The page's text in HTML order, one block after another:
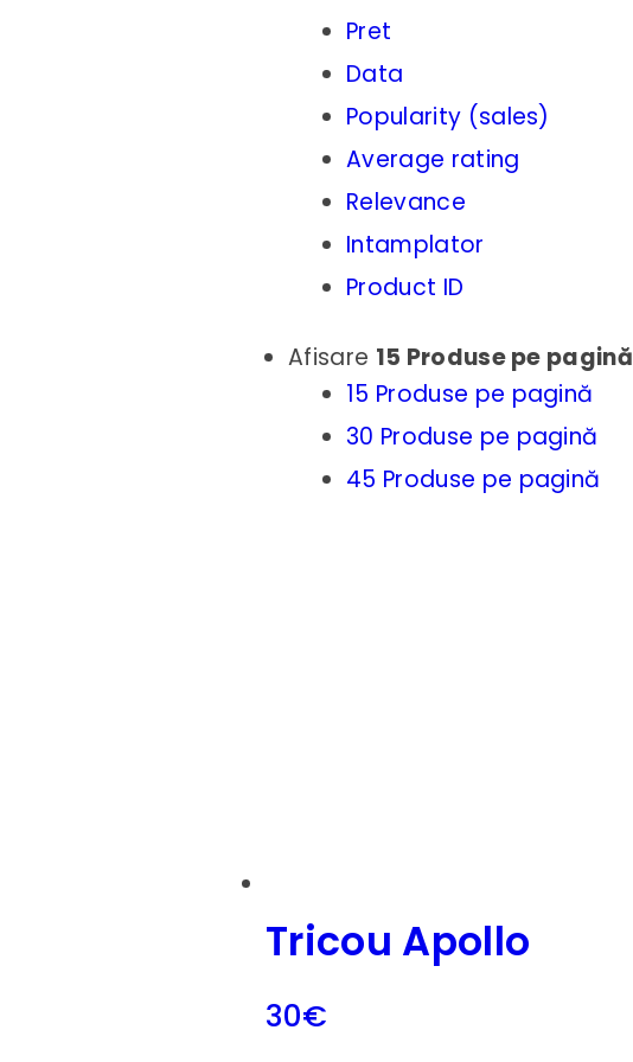
Pret
Data
Popularity (sales)
Average rating
Relevance
Intamplator
Product ID
Afisare 15 Produse pe pagină
15 Produse pe pagină
30 Produse pe pagină
45 Produse pe pagină
Tricou Apollo
30€